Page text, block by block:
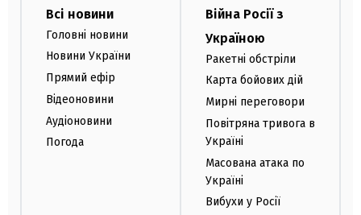
Всі новини
Головні новини
Новини України
Прямий ефір
Відеоновини
Аудіоновини
Погода
Війна Росії з
Україною
Ракетні обстріли
Карта бойових дій
Мирні переговори
Повітряна тривога в
Україні
Масована атака по
Україні
Вибухи у Росії